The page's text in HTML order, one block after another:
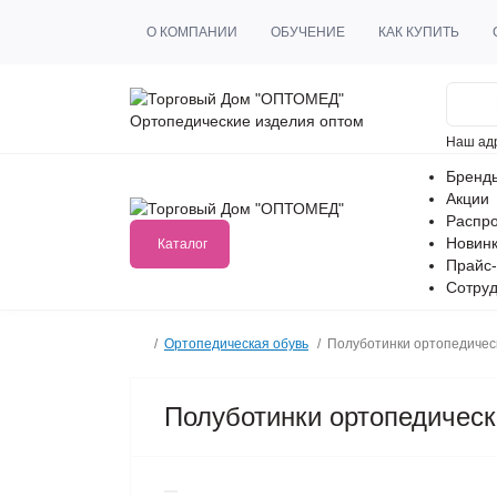
О КОМПАНИИ ОБУЧЕНИЕ КАК КУПИТЬ
Ортопедические изделия оптом
Наш
Каталог
Акции
Ортопедическая обувь Полуботинки
Полуботинки